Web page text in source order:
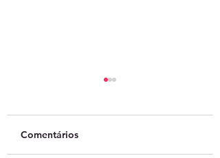
Comentários